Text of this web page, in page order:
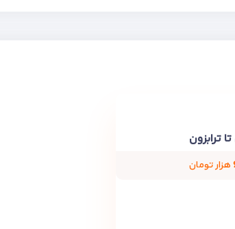
ترابزون
هزار تومان